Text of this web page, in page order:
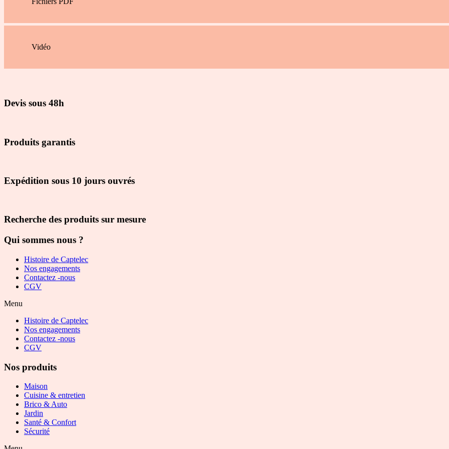
Vidéo
Devis sous 48h
Produits garantis
Expédition sous 10 jours ouvrés
Recherche des produits sur mesure
Qui sommes nous ?
Histoire de Captelec
Nos engagements
Contactez -nous
CGV
Menu
Histoire de Captelec
Nos engagements
Contactez -nous
CGV
Nos produits
Maison
Cuisine & entretien
Brico & Auto
Jardin
Santé & Confort
Sécurité